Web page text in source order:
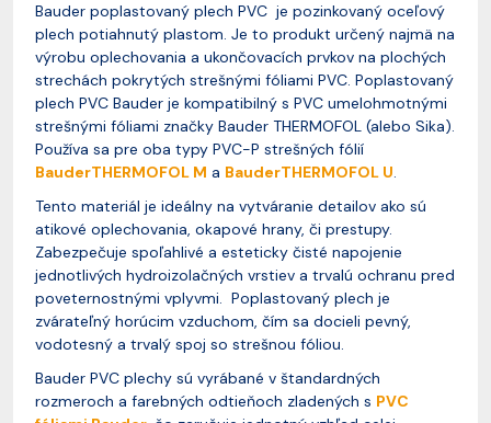
Bauder poplastovaný plech PVC je pozinkovaný oceľový
plech potiahnutý plastom. Je to produkt určený najmä na
výrobu oplechovania a ukončovacích prvkov na plochých
strechách pokrytých strešnými fóliami PVC. Poplastovaný
plech PVC Bauder je kompatibilný s PVC umelohmotnými
strešnými fóliami značky Bauder THERMOFOL (alebo Sika).
Používa sa pre oba typy PVC-P strešných fólií
BauderTHERMOFOL M a BauderTHERMOFOL U.
Tento materiál je ideálny na vytváranie detailov ako sú
atikové oplechovania, okapové hrany, či prestupy.
Zabezpečuje spoľahlivé a esteticky čisté napojenie
jednotlivých hydroizolačných vrstiev a trvalú ochranu pred
poveternostnými vplyvmi. Poplastovaný plech je
zvárateľný horúcim vzduchom, čím sa docieli pevný,
vodotesný a trvalý spoj so strešnou fóliou.
Bauder PVC plechy sú vyrábané v štandardných
rozmeroch a farebných odtieňoch zladených s PVC